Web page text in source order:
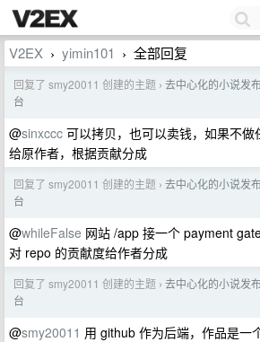
V2EX › yimin101 › 全部回复
回复了 smy20011 创建的主题 › 去中心化的小说发
台
@sinxccc 可以拷贝，也可以卖钱，如果不
给原作者，根据贡献分成
回复了 smy20011 创建的主题 › 去中心化的小说发
台
@whileFalse 网站 /app 接一个 payment
对 repo 的贡献度给作者分成
回复了 smy20011 创建的主题 › 去中心化的小说发
台
@smy20011 用 github 作为后端，作品是一